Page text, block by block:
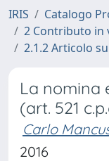
IRIS
Catalogo
2 Contributo in
2.1.2 Articolo
La nomina
(art. 521
Carlo
2016